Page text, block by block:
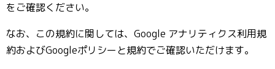
をご確認ください。
なお、この規約に関しては、Google アナリティクス利用規
約およびGoogleポリシーと規約でご確認いただけます。